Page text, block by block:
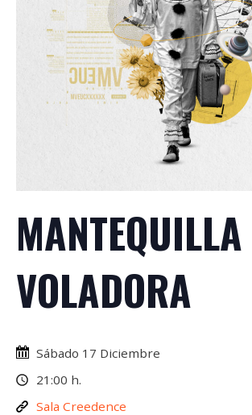
MANTEQUILLA
VOLADORA
Sábado 17 Diciembre
21:00 h.
Sala Creedence